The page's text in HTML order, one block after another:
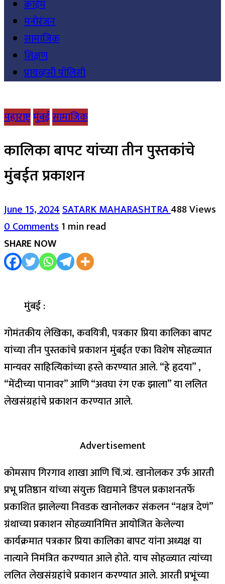
क्राईम
मनोरंजन
सामाजिक
शिक्षण
प्रायव्हसी पॉलिसी
महाराष्ट्रमुंबईसामाजिक
कालिका बापट यांच्या तीन पुस्तकांचे
मुंबईत प्रकाशन
June 15, 2024SATARK MAHARASHTRA488 Views
0 Comments1 min read
SHARE NOW
मुंबई :
गोमंतकीय लेखिका, कवयित्री, पत्रकार प्रिया कालिका बापट
यांच्या तीन पुस्तकांचे प्रकाशन मुंबईत एका विशेष सोहळ्यात
मान्यवर साहित्यिकांच्या हस्ते करण्यात आले. “हे हृदया” ,
“मेंदीच्या पानावर” आणि “अवघा रंग एक झाला” या ललित
लेखसंग्रहांचे प्रकाशन करण्यात आले.
Advertisement
कोमसाप गिरगाव शाखा आणि चिं.त्र्यं. खानोलकर उर्फ आरती
प्रभू प्रतिष्ठान यांच्या संयुक्त विद्यमाने डिंपल प्रकाशनतर्फे
प्रकाशित झालेल्या निवडक खानोलकर संकलन “नक्षत्र देणं”
ग्रंथाच्या प्रकाशन सोहळ्यानिमित्त आयोजित केलेल्या
कार्यक्रमात पत्रकार प्रिया कालिका बापट यांना अध्यक्ष या
नात्याने निमंत्रित करण्यात आले होते. याच सोहळ्यात त्यांच्या
ललित लेखसंग्रहांचे प्रकाशन करण्यात आले. आरती प्रभूंच्या